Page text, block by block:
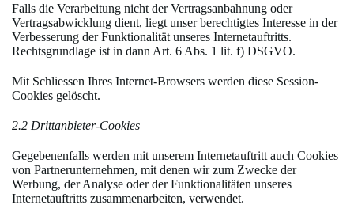
Falls die Verarbeitung nicht der Vertragsanbahnung oder
Vertragsabwicklung dient, liegt unser berechtigtes Interesse in der
Verbesserung der Funktionalität unseres Internetauftritts.
Rechtsgrundlage ist in dann Art. 6 Abs. 1 lit. f) DSGVO.
Mit Schliessen Ihres Internet-Browsers werden diese Session-
Cookies gelöscht.
2.2 Drittanbieter-Cookies
Gegebenenfalls werden mit unserem Internetauftritt auch Cookies
von Partnerunternehmen, mit denen wir zum Zwecke der
Werbung, der Analyse oder der Funktionalitäten unseres
Internetauftritts zusammenarbeiten, verwendet.